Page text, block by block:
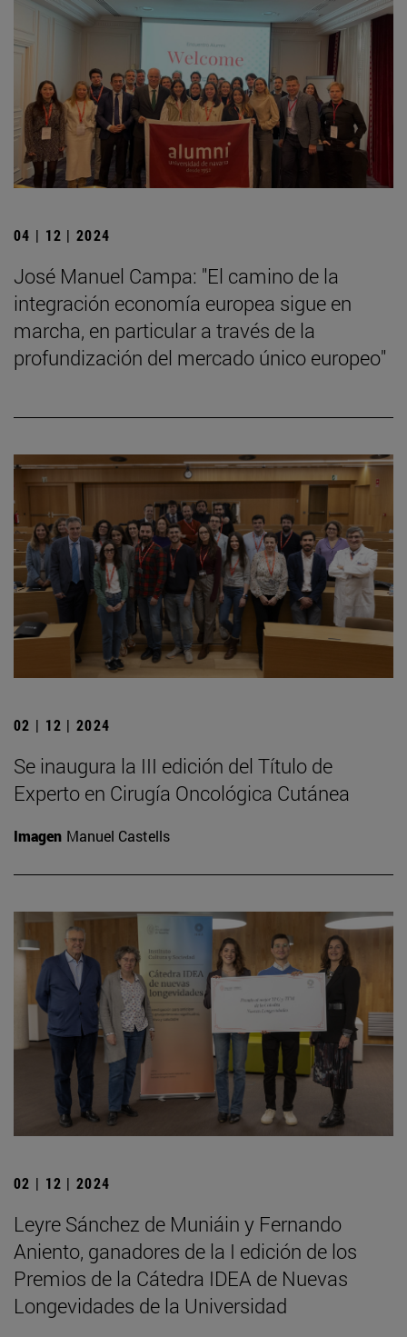
04 | 12 | 2024
José Manuel Campa: "El camino de la
integración economía europea sigue en
marcha, en particular a través de la
profundización del mercado único europeo"
02 | 12 | 2024
Se inaugura la III edición del Título de
Experto en Cirugía Oncológica Cutánea
Imagen Manuel Castells
02 | 12 | 2024
Leyre Sánchez de Muniáin y Fernando
Aniento, ganadores de la I edición de los
Premios de la Cátedra IDEA de Nuevas
Longevidades de la Universidad